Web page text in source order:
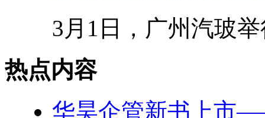
3月1日，广州汽玻
热点内容
华昊企管新书上市